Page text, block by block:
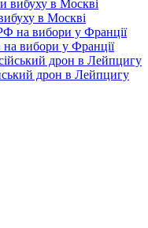
в Москві
на вибори у Франції
дрон в Лейпцигу